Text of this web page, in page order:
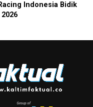
Indonesia Bidik